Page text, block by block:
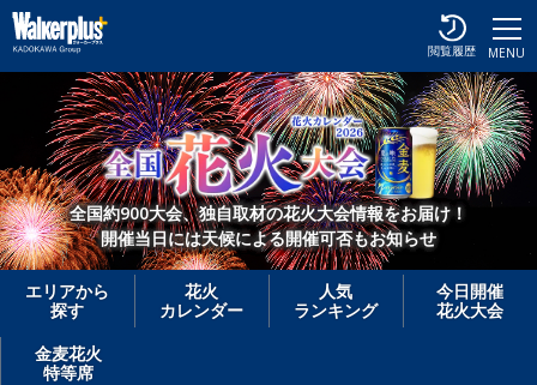
MENU
閲覧履歴
全国約900大会、独自取材の花火大会情報をお届け！
開催当日には天候による開催可否もお知らせ
エリアから
探す
花火
カレンダー
人気
ランキング
今日開催
花火大会
金麦花火
特等席